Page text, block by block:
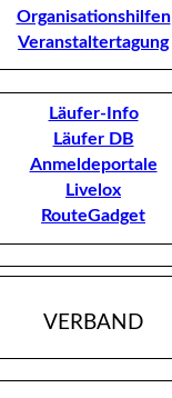
Organisationshilfen
Veranstaltertagung
Läufer-Info
Läufer DB
Anmeldeportale
Livelox
RouteGadget
VERBAND